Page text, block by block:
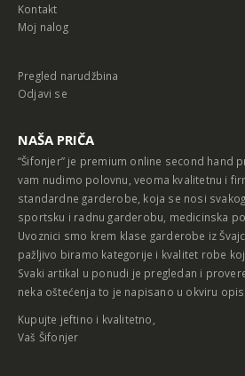
Kontakt
Moj nalog
Pregled narudžbina
Odjavi se
NAŠA PRIČA
“Šifonjer” je premium online second hand
vam nudimo polovnu, veoma kvalitetnu i
standardne garderobe, koja se nosi
sportsku i radnu garderobu, medicinska
Uvoznici smo krem klase garderobe iz
pažljivo biramo kategorije i kvalitet robe
Svaki artikal u ponudi je pregledan i
neka oštećenja to je napisano u okviru
Kupujte jeftino i kvalitetno,
Vaš Šifonjer